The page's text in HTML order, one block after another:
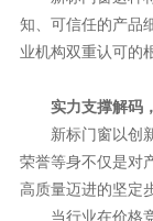
知、可信任的产品
业机构双重认可的
实力支撑解码
新标门窗以创
荣誉等身不仅是对
高质量迈进的坚定
当行业在价格